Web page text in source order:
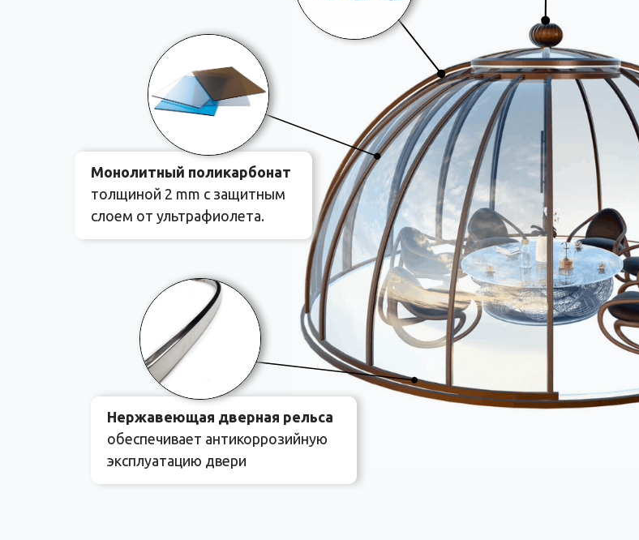
Монолитный поликарбонат
толщиной 2 mm с защитным
слоем от ультрафиолета.
Нержавеющая дверная рельса
обеспечивает антикоррозийную
эксплуатацию двери